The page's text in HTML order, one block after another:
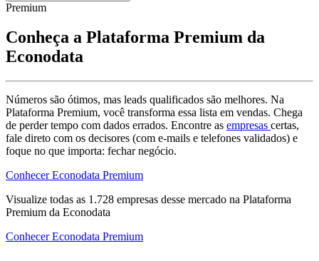
Premium
Conheça a Plataforma Premium da
Econodata
Números são ótimos, mas leads qualificados são melhores. Na
Plataforma Premium, você transforma essa lista em vendas. Chega
de perder tempo com dados errados. Encontre as empresas certas,
fale direto com os decisores (com e-mails e telefones validados) e
foque no que importa: fechar negócio.
Conhecer Econodata Premium
Visualize todas as 1.728 empresas desse mercado na Plataforma
Premium da Econodata
Conhecer Econodata Premium